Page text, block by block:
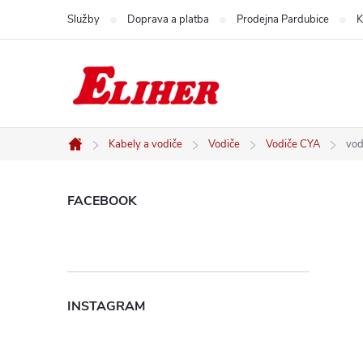
Služby Doprava a platba Prodejna Pardubice
Domů
Kabely a vodiče Vodiče Vodiče CYA
P
s
FACEBOOK
INSTAGRAM